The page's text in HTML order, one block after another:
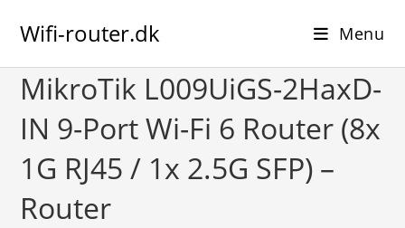
Wifi-router.dk Menu
MikroTik L009UiGS-2HaxD-
IN 9-Port Wi-Fi 6 Router (8x
1G RJ45 / 1x 2.5G SFP) –
Router